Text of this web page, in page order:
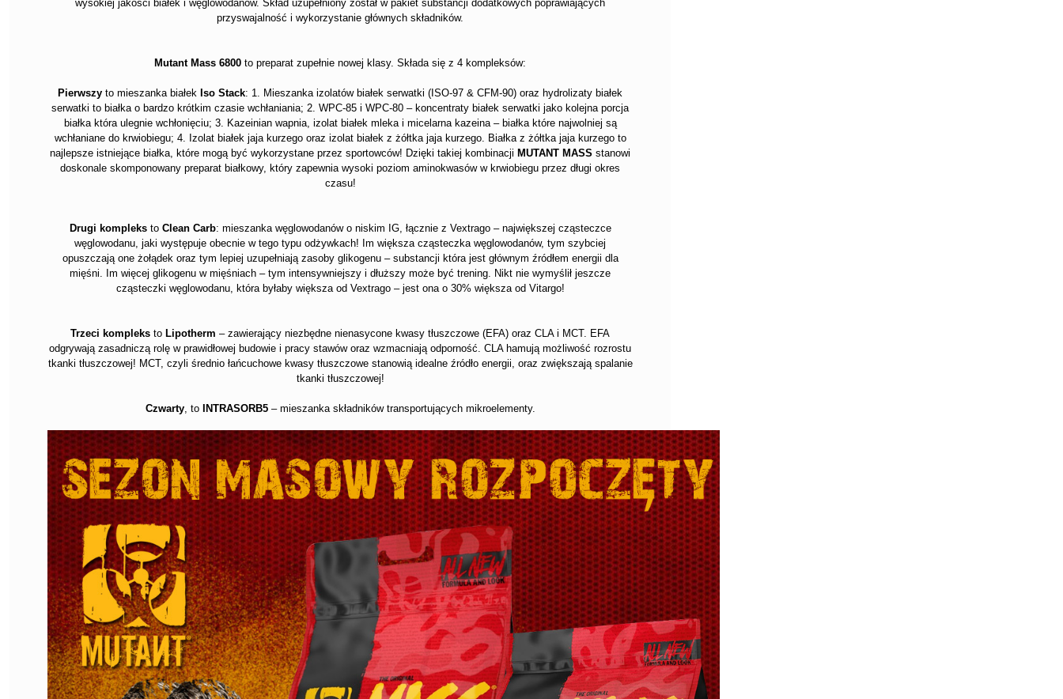
wysokiej jakości białek i węglowodanów. Skład uzupełniony został w pakiet substancji dodatkowych poprawiających
przyswajalność i wykorzystanie głównych składników.
MutantMass 6800 to preparat zupełnie nowej klasy. Składa się z 4 kompleksów:
Pierwszy to mieszanka białek Iso Stack: 1. Mieszanka izolatów białek serwatki (ISO-97 & CFM-90) oraz hydrolizaty białek
serwatki to białka o bardzo krótkim czasie wchłaniania; 2. WPC-85 i WPC-80 – koncentraty białek serwatki jako kolejna porcja
białka która ulegnie wchłonięciu; 3. Kazeinian wapnia, izolat białek mleka i micelarna kazeina – białka które najwolniej są
wchłaniane do krwiobiegu; 4. Izolat białek jaja kurzego oraz izolat białek z żółtka jaja kurzego. Białka z żółtka jaja kurzego to
najlepsze istniejące białka, które mogą być wykorzystane przez sportowców! Dzięki takiej kombinacji MUTANT MASS stanowi
doskonale skomponowany preparat białkowy, który zapewnia wysoki poziom aminokwasów w krwiobiegu przez długi okres
czasu!
Drugi komplekstoClean Carb: mieszanka węglowodanów o niskim IG, łącznie z Vextrago – największej cząsteczce
węglowodanu, jaki występuje obecnie w tego typu odżywkach! Im większa cząsteczka węglowodanów, tym szybciej
opuszczają one żołądek oraz tym lepiej uzupełniają zasoby glikogenu – substancji która jest głównym źródłem energii dla
mięśni. Im więcej glikogenu w mięśniach – tym intensywniejszy i dłuższy może być trening. Nikt nie wymyślił jeszcze
cząsteczki węglowodanu, która byłaby większa od Vextrago – jest ona o 30% większa od Vitargo!
Trzeci kompleks to Lipotherm – zawierający niezbędne nienasycone kwasy tłuszczowe (EFA) oraz CLA i MCT. EFA
odgrywają zasadniczą rolę w prawidłowej budowie i pracy stawów oraz wzmacniają odporność. CLA hamują możliwość rozrostu
tkanki tłuszczowej! MCT, czyli średnio łańcuchowe kwasy tłuszczowe stanowią idealne źródło energii, oraz zwiększają spalanie
tkanki tłuszczowej!
Czwarty, to INTRASORB5– mieszanka składników transportujących mikroelementy.